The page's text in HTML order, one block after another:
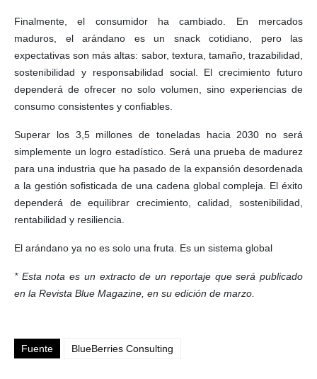
Finalmente, el consumidor ha cambiado. En mercados
maduros, el arándano es un snack cotidiano, pero las
expectativas son más altas: sabor, textura, tamaño, trazabilidad,
sostenibilidad y responsabilidad social. El crecimiento futuro
dependerá de ofrecer no solo volumen, sino experiencias de
consumo consistentes y confiables.
Superar los 3,5 millones de toneladas hacia 2030 no será
simplemente un logro estadístico. Será una prueba de madurez
para una industria que ha pasado de la expansión desordenada
a la gestión sofisticada de una cadena global compleja. El éxito
dependerá de equilibrar crecimiento, calidad, sostenibilidad,
rentabilidad y resiliencia.
El arándano ya no es solo una fruta. Es un sistema global
* Esta nota es un extracto de un reportaje que será publicado
en la Revista Blue Magazine, en su edición de marzo.
Fuente BlueBerries Consulting